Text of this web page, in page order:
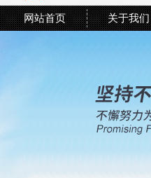
网站首页 关于我们